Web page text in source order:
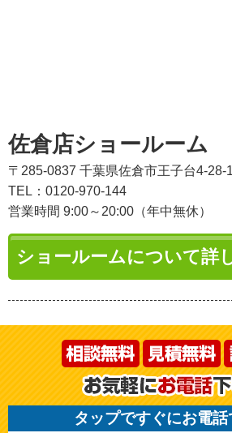
佐倉店ショールーム
〒285-0837 千葉県佐倉市王子台4-28-
TEL：0120-970-144
営業時間 9:00～20:00（年中無休）
ショールームについて詳
タップですぐにお電